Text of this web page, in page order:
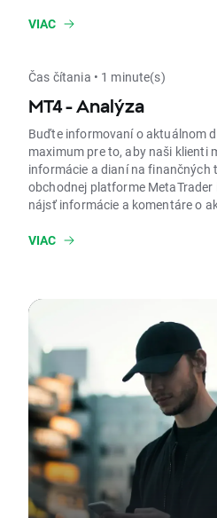
VIAC
Čas čítania • 1 minute(s)
MT4 - Analýza
Buďte informovaní o aktuálnom
maximum pre to, aby naši klienti
informácie a dianí na finančných
obchodnej platforme MetaTrader
nájsť informácie a komentáre o
forex, komodity a akciové trhy.
VIAC